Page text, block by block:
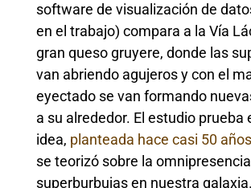
software de visualización de
en el trabajo) compara a la Vía
gran queso gruyere, donde las
van abriendo agujeros y con el
eyectado se van formando
a su alrededor. El estudio prueba
idea, planteada hace casi 50 años
se teorizó sobre la
superburbujas en nuestra galaxia.